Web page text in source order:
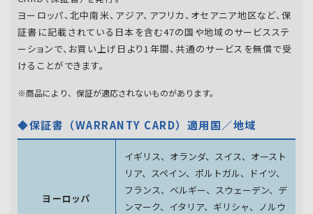
ヨーロッパ、北中南米、アジア、アフリカ、オセアニア地区など、保
証書に記載されている日本を含む47の国や地域のサービスステ
ーションで、お買い上げ日より1年間、共通のサービスを無償で受
けることができます。
※商品により、保証が適応されないものがあります。
◆保証書（WARRANTY CARD）適用国／地域
ヨーロッパ
イギリス、オランダ、スイス、オースト
リア、スペイン、 ポルトガル、ドイツ、
フランス、ベルギー、スウェーデン、 デ
ンマーク、イタリア、ギリシャ、ノルウ